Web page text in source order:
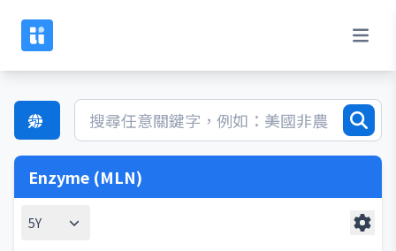
Enzyme (MLN)
5Y